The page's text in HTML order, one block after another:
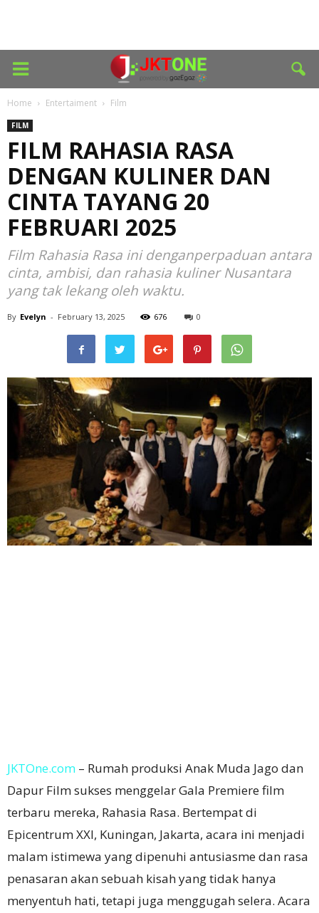
Home Entertaiment Film
FILM
FILM RAHASIA RASA
DENGAN KULINER DAN
CINTA TAYANG 20
FEBRUARI 2025
Film Rahasia Rasa ini denganperpaduan antara
cinta, ambisi, dan rahasia kuliner Nusantara
yang tak lekang oleh waktu.
By Evelyn - February 13, 2025 676 0
JKTOne.com – Rumah produksi Anak Muda Jago dan
Dapur Film sukses menggelar Gala Premiere film
terbaru mereka, Rahasia Rasa. Bertempat di
Epicentrum XXI, Kuningan, Jakarta, acara ini menjadi
malam istimewa yang dipenuhi antusiasme dan rasa
penasaran akan sebuah kisah yang tidak hanya
menyentuh hati, tetapi juga menggugah selera. Acara